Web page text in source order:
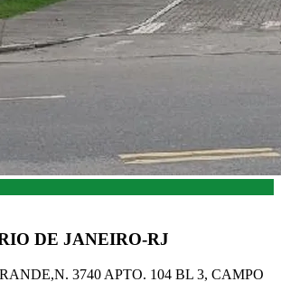
DE JANEIRO-RJ
3740 APTO. 104 BL 3, CAMPO